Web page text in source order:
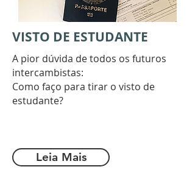
VISTO DE ESTUDANTE
A pior dúvida de todos os futuros
intercambistas:
Como faço para tirar o visto de
estudante?
Leia Mais